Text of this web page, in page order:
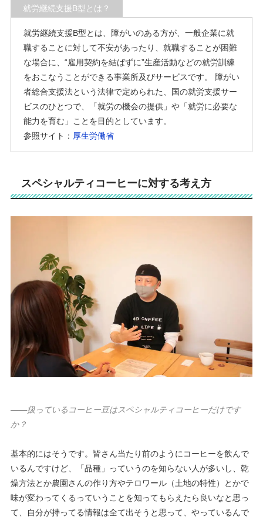
就労継続支援B型とは？
就労継続支援B型とは、障がいのある方が、一般企業に就
職することに対して不安があったり、就職することが困難
な場合に、“雇用契約を結ばずに”生産活動などの就労訓練
をおこなうことができる事業所及びサービスです。 障がい
者総合支援法という法律で定められた、国の就労支援サー
ビスのひとつで、「就労の機会の提供」や「就労に必要な
能力を育む」ことを目的としています。
参照サイト： 厚生労働省
スペシャルティコーヒーに対する考え方
——扱っているコーヒー豆はスペシャルティコーヒーだけです
か？
基本的にはそうです。皆さん当たり前のようにコーヒーを飲んで
いるんですけど、「品種」っていうのを知らない人が多いし、乾
燥方法とか農園さんの作り方やテロワール（土地の特性）とかで
味が変わってくるっていうことを知ってもらえたら良いなと思っ
て、自分が持ってる情報は全て出そうと思って、やっているんで